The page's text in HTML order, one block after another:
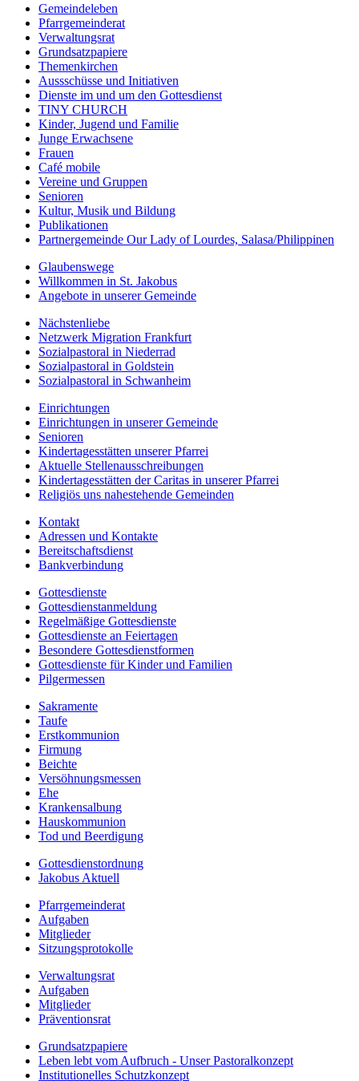
Gemeindeleben
Pfarrgemeinderat
Verwaltungsrat
Grundsatzpapiere
Themenkirchen
Aussschüsse und Initiativen
Dienste im und um den Gottesdienst
TINY CHURCH
Kinder, Jugend und Familie
Junge Erwachsene
Frauen
Café mobile
Vereine und Gruppen
Senioren
Kultur, Musik und Bildung
Publikationen
Partnergemeinde Our Lady of Lourdes, Salasa/Philippinen
Glaubenswege
Willkommen in St. Jakobus
Angebote in unserer Gemeinde
Nächstenliebe
Netzwerk Migration Frankfurt
Sozialpastoral in Niederrad
Sozialpastoral in Goldstein
Sozialpastoral in Schwanheim
Einrichtungen
Einrichtungen in unserer Gemeinde
Senioren
Kindertagesstätten unserer Pfarrei
Aktuelle Stellenausschreibungen
Kindertagesstätten der Caritas in unserer Pfarrei
Religiös uns nahestehende Gemeinden
Kontakt
Adressen und Kontakte
Bereitschaftsdienst
Bankverbindung
Gottesdienste
Gottesdienstanmeldung
Regelmäßige Gottesdienste
Gottesdienste an Feiertagen
Besondere Gottesdienstformen
Gottesdienste für Kinder und Familien
Pilgermessen
Sakramente
Taufe
Erstkommunion
Firmung
Beichte
Versöhnungsmessen
Ehe
Krankensalbung
Hauskommunion
Tod und Beerdigung
Gottesdienstordnung
Jakobus Aktuell
Pfarrgemeinderat
Aufgaben
Mitglieder
Sitzungsprotokolle
Verwaltungsrat
Aufgaben
Mitglieder
Präventionsrat
Grundsatzpapiere
Leben lebt vom Aufbruch - Unser Pastoralkonzept
Institutionelles Schutzkonzept